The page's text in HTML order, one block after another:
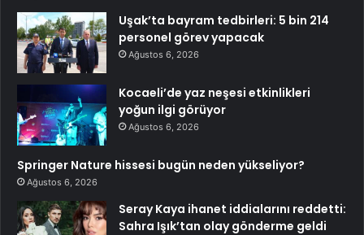
Uşak’ta bayram tedbirleri: 5 bin 214
personel görev yapacak
Ağustos 6, 2026
Kocaeli’de yaz neşesi etkinlikleri
yoğun ilgi görüyor
Ağustos 6, 2026
Springer Nature hissesi bugün neden yükseliyor?
Ağustos 6, 2026
Seray Kaya ihanet iddialarını reddetti:
Sahra Işık’tan olay gönderme geldi